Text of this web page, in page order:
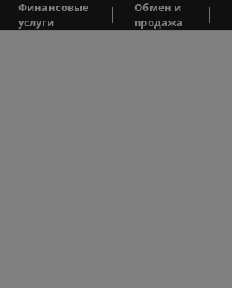
Финансовые
услуги
Обмен и
продажа